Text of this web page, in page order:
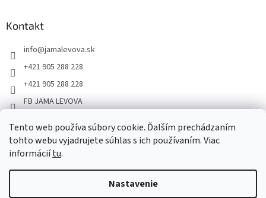
Tento web používa súbory cookie. Ďalším prechádzaním
tohto webu vyjadrujete súhlas s ich používaním. Viac
informáciítu.
Nastavenie
Kontakt
info@jamalevova.sk
+421 905 288 228
+421 905 288 228
FB JAMA LEVOVA
JamaLevova
+421905288228